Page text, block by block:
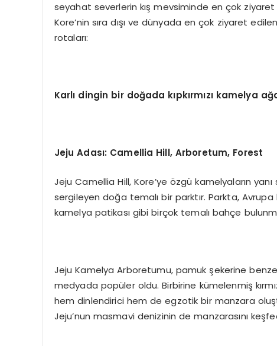
seyahat severlerin kış mevsiminde en çok ziyaret
Kore’nin sıra dışı ve dünyada en çok ziyaret
rotaları:
Karlı dingin bir doğada kıpkırmızı kamelya
Jeju Adası: Camellia Hill, Arboretum, Forest
Jeju Camellia Hill, Kore’ye özgü kamelyaların
sergileyen doğa temalı bir parktır. Parkta,
kamelya patikası gibi birçok temalı bahçe
Jeju Kamelya Arboretumu, pamuk şekerine
medyada popüler oldu. Birbirine kümelenmiş
hem dinlendirici hem de egzotik bir manzara
Jeju’nun masmavi denizinin de manzarasını